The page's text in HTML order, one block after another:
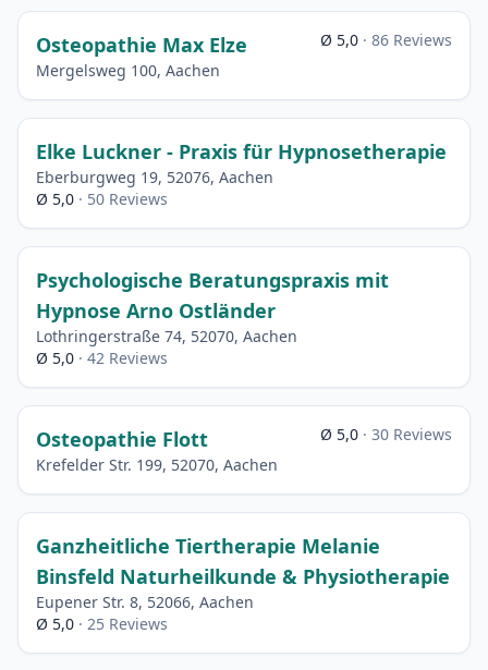
Osteopathie Max Elze
Mergelsweg 100, Aachen
Ø 5,0 · 86 Reviews
Elke Luckner - Praxis für Hypnosetherapie
Eberburgweg 19, 52076, Aachen
Ø 5,0 · 50 Reviews
Psychologische Beratungspraxis mit
Hypnose Arno Ostländer
Lothringerstraße 74, 52070, Aachen
Ø 5,0 · 42 Reviews
Osteopathie Flott
Krefelder Str. 199, 52070, Aachen
Ø 5,0 · 30 Reviews
Ganzheitliche Tiertherapie Melanie
Binsfeld Naturheilkunde & Physiotherapie
Eupener Str. 8, 52066, Aachen
Ø 5,0 · 25 Reviews